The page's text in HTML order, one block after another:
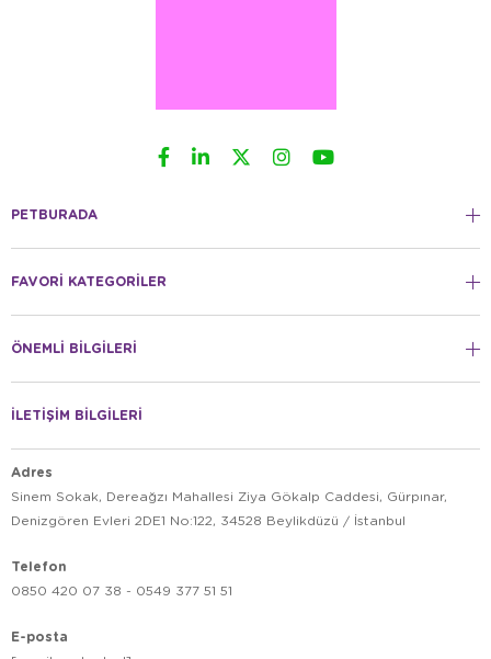
PETBURADA
FAVORİ KATEGORİLER
ÖNEMLİ BİLGİLERİ
İLETİŞİM BİLGİLERİ
Adres
Sinem Sokak, Dereağzı Mahallesi Ziya Gökalp Caddesi, Gürpınar,
Denizgören Evleri 2DE1 No:122, 34528 Beylikdüzü / İstanbul
Telefon
0850 420 07 38 - 0549 377 51 51
E-posta